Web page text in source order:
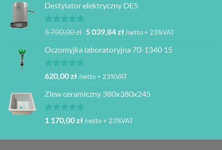
Destylator elektryczny DE5
Oceniono
na 5
5 700,00zł Pierwotna
wynosiła:
700,00 zł.
5 039,84złAktualna
wynosi:
039,84 zł.
/netto + 23%VAT
Oczomyjka laboratoryjna 70-1340 15
Oceniono
na 5
620,00zł/netto + 23%VAT
Zlew ceramiczny 380x380x245
Oceniono
na 5
1 170,00zł/netto + 23%VAT